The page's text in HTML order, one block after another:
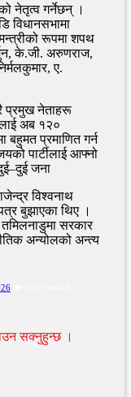
नेतृत्व गर्नेछन् ।
विधानसभामा
रूपमा शपथ
के.जी. अरुणराज,
ए.
प्रमुख नेताहरू
अब १२०
बहुमत प्रमाणित गर्न
पार्टीलाई आफ्नो
जना
विश्वनाथ
बुझाएका थिए ।
तमिलनाडुमा सरकार
अन्योलको अन्त्य
सक्नुहुन्छ ।